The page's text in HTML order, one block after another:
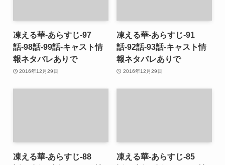
凍える華-あらすじ-97
話-98話-99話-キャスト情
報ネタバレありで
2016年12月29日
凍える華-あらすじ-91
話-92話-93話-キャスト情
報ネタバレありで
2016年12月29日
凍える華-あらすじ-88
凍える華-あらすじ-85